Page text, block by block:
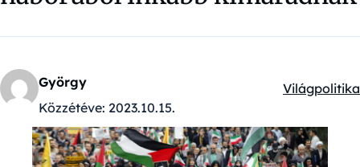
György
Közzétéve: 2023.10.15.
Kategóriák:
Világpolitika